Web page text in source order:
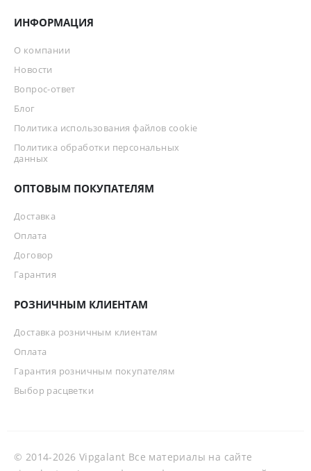
ИНФОРМАЦИЯ
О компании
Новости
Вопрос-ответ
Блог
Политика использования файлов cookie
Политика обработки персональных
данных
ОПТОВЫМ ПОКУПАТЕЛЯМ
Доставка
Оплата
Договор
Гарантия
РОЗНИЧНЫМ КЛИЕНТАМ
Доставка розничным клиентам
Оплата
Гарантия розничным покупателям
Выбор расцветки
© 2014-2026 Vipgalant Все материалы на сайте